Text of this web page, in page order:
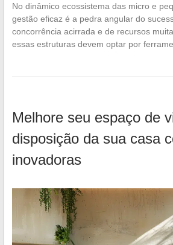
No dinâmico ecossistema das micro e
gestão eficaz é a pedra angular do
concorrência acirrada e de recursos
essas estruturas devem optar por
Melhore seu espaço de
disposição da sua casa
inovadoras